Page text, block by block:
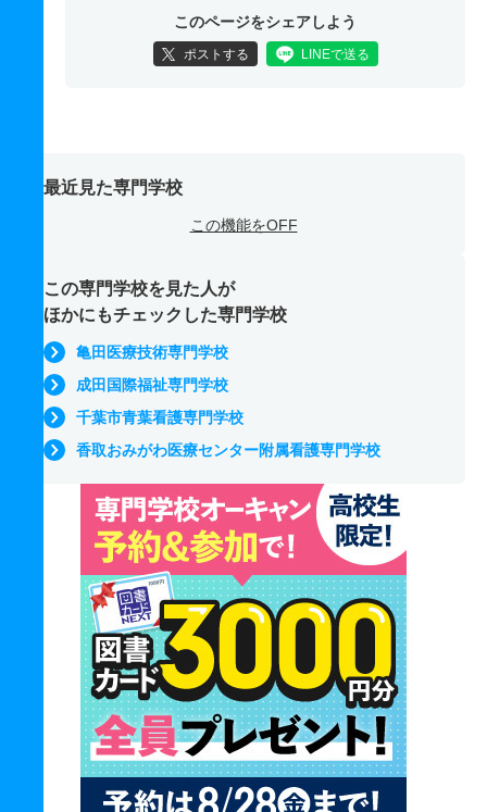
このページをシェアしよう
ポストする LINEで送る
最近見た専門学校
この機能をOFF
この専門学校を見た人が
ほかにもチェックした専門学校
亀田医療技術専門学校
成田国際福祉専門学校
千葉市青葉看護専門学校
香取おみがわ医療センター附属看護専門学校